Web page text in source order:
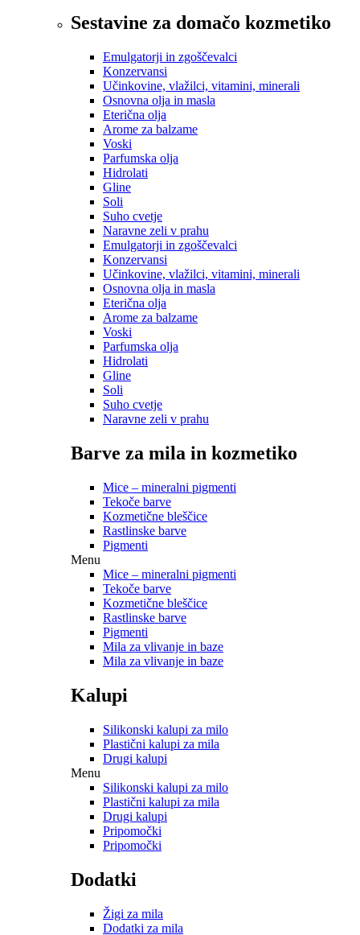
Sestavine za domačo kozmetiko
Emulgatorji in zgoščevalci
Konzervansi
Učinkovine, vlažilci, vitamini, minerali
Osnovna olja in masla
Eterična olja
Arome za balzame
Voski
Parfumska olja
Hidrolati
Gline
Soli
Suho cvetje
Naravne zeli v prahu
Emulgatorji in zgoščevalci
Konzervansi
Učinkovine, vlažilci, vitamini, minerali
Osnovna olja in masla
Eterična olja
Arome za balzame
Voski
Parfumska olja
Hidrolati
Gline
Soli
Suho cvetje
Naravne zeli v prahu
Barve za mila in kozmetiko
Mice – mineralni pigmenti
Tekoče barve
Kozmetične bleščice
Rastlinske barve
Pigmenti
Menu
Mice – mineralni pigmenti
Tekoče barve
Kozmetične bleščice
Rastlinske barve
Pigmenti
Mila za vlivanje in baze
Mila za vlivanje in baze
Kalupi
Silikonski kalupi za milo
Plastični kalupi za mila
Drugi kalupi
Menu
Silikonski kalupi za milo
Plastični kalupi za mila
Drugi kalupi
Pripomočki
Pripomočki
Dodatki
Žigi za mila
Dodatki za mila